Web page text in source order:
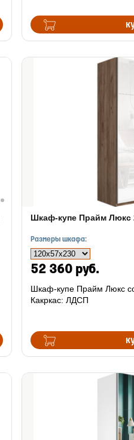
Шкаф-купе Прайм Люкс
Размеры шкафа:
52 360 руб.
Шкаф-купе Прайм Люкс
Какркас: ЛДСП